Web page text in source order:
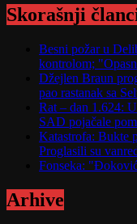
Skorašnji
Besni požar u
kontrolom;
Džejlen Braun
pao rastanak sa
Rat – dan 1.624:
SAD pojačale
Katastrofa: Bukte
Proglasili su
Fonseka:
Arhive